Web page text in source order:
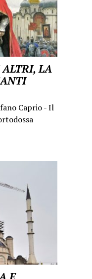
LA
Caprio - Il